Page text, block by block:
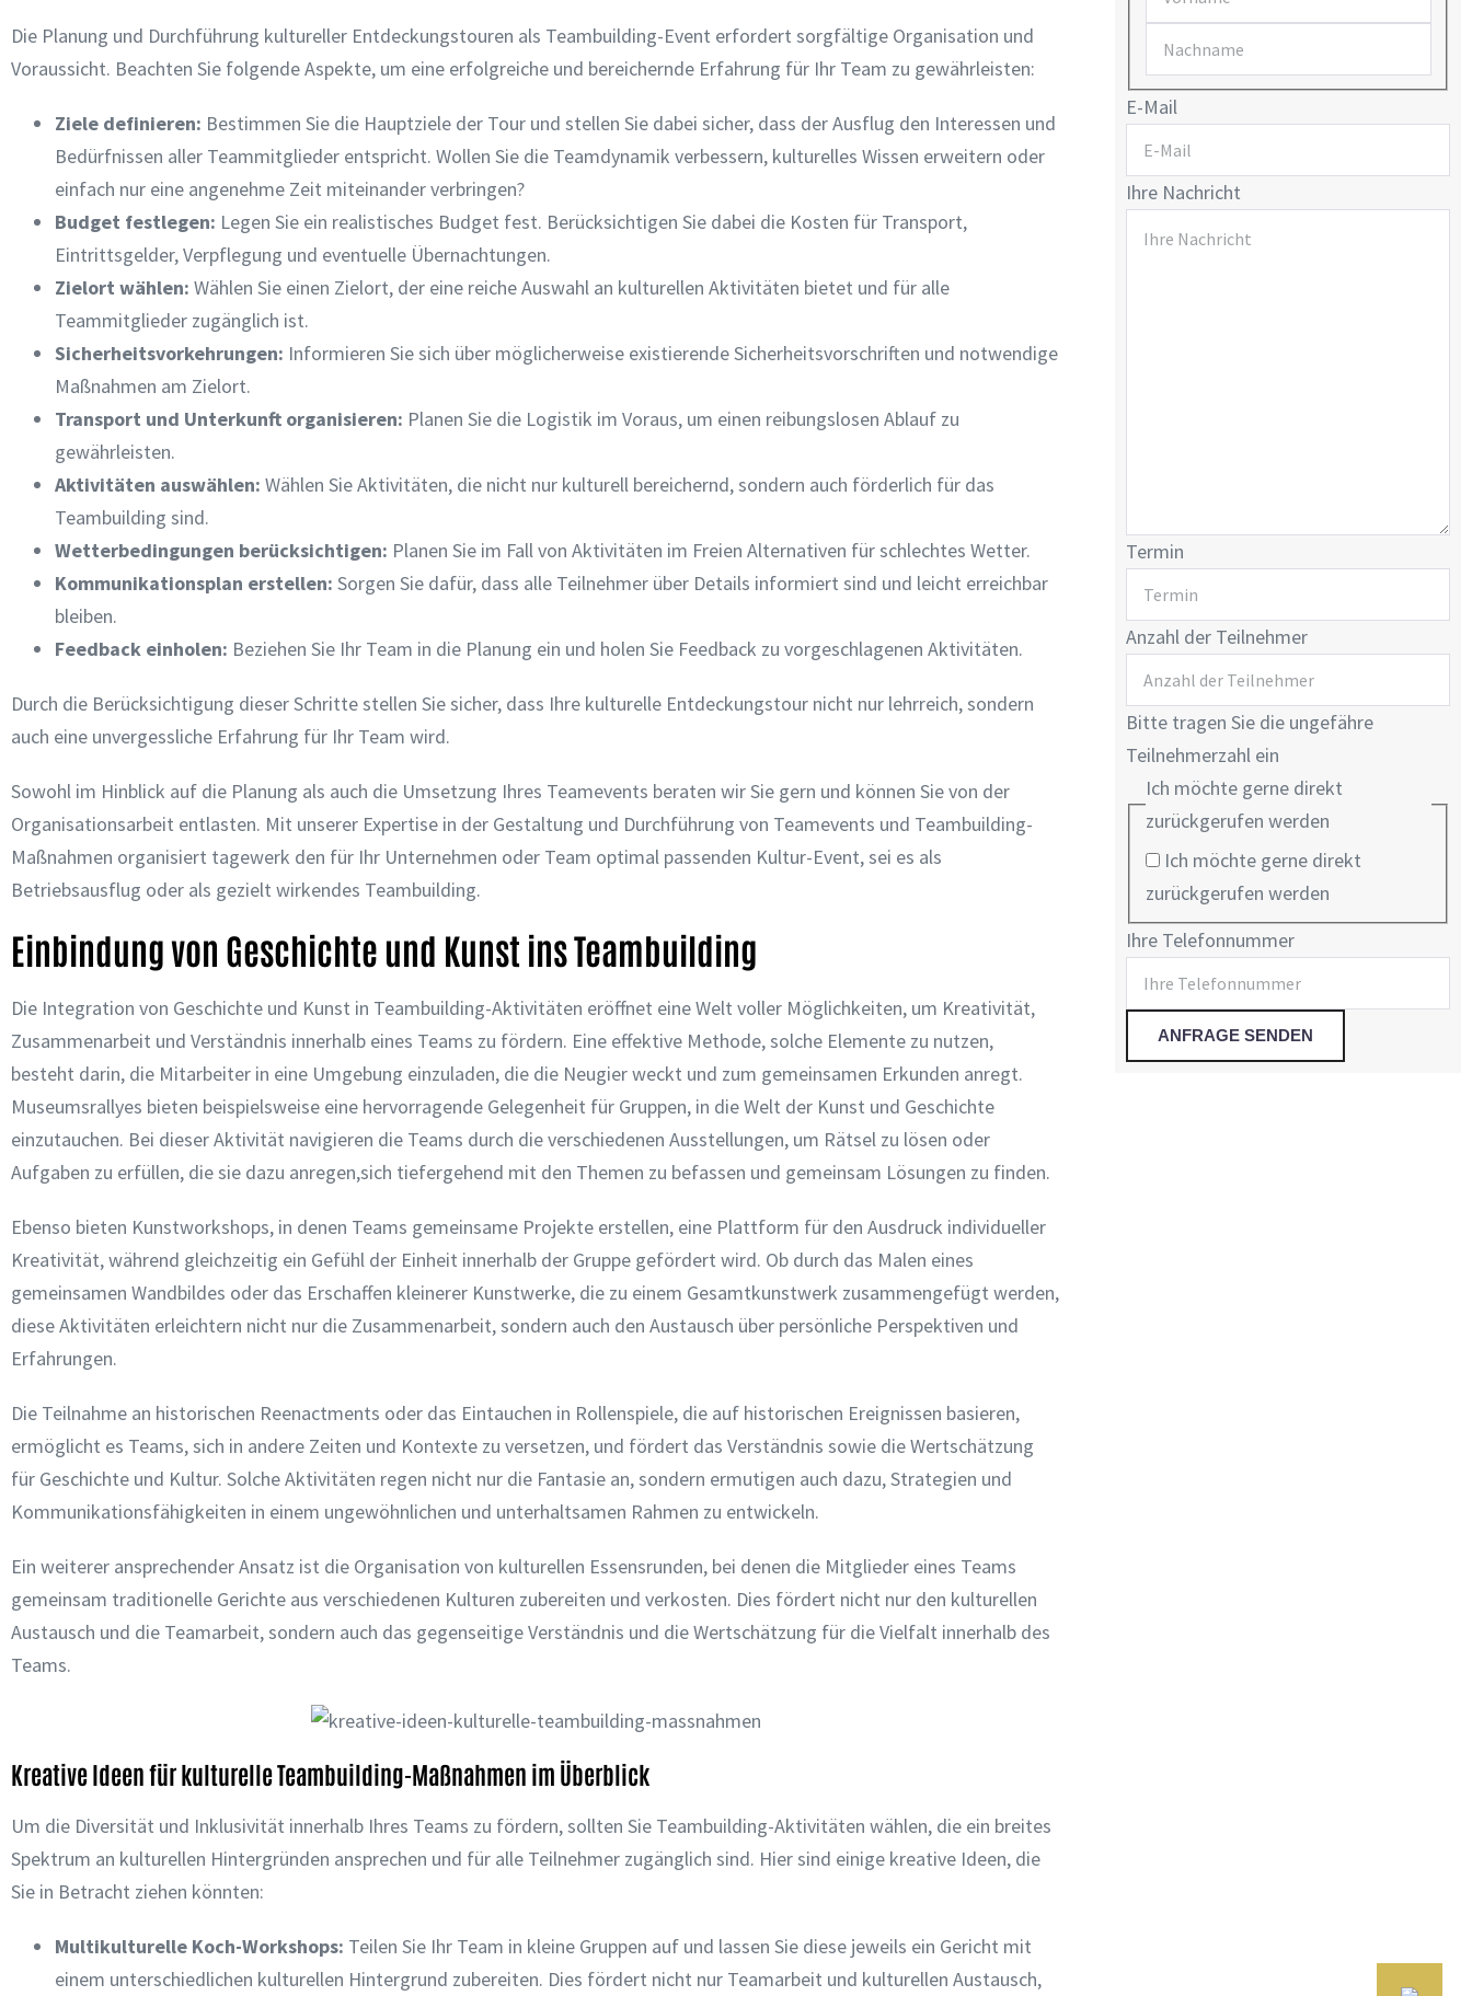
Die Planung und Durchführung kultureller Entdeckungstouren als Teambuilding-Event erfordert sorgfältige Organisation und
Voraussicht. Beachten Sie folgende Aspekte, um eine erfolgreiche und bereichernde Erfahrung für Ihr Team zu gewährleisten:
Ziele definieren: Bestimmen Sie die Hauptziele der Tour und stellen Sie dabei sicher, dass der Ausflug den Interessen und
Bedürfnissen aller Teammitglieder entspricht. Wollen Sie die Teamdynamik verbessern, kulturelles Wissen erweitern oder
einfach nur eine angenehme Zeit miteinander verbringen?
Budget festlegen: Legen Sie ein realistisches Budget fest. Berücksichtigen Sie dabei die Kosten für Transport,
Eintrittsgelder, Verpflegung und eventuelle Übernachtungen.
Zielort wählen: Wählen Sie einen Zielort, der eine reiche Auswahl an kulturellen Aktivitäten bietet und für alle
Teammitglieder zugänglich ist.
Sicherheitsvorkehrungen: Informieren Sie sich über möglicherweise existierende Sicherheitsvorschriften und notwendige
Maßnahmen am Zielort.
Transport und Unterkunft organisieren: Planen Sie die Logistik im Voraus, um einen reibungslosen Ablauf zu
gewährleisten.
Aktivitäten auswählen: Wählen Sie Aktivitäten, die nicht nur kulturell bereichernd, sondern auch förderlich für das
Teambuilding sind.
Wetterbedingungen berücksichtigen: Planen Sie im Fall von Aktivitäten im Freien Alternativen für schlechtes Wetter.
Kommunikationsplan erstellen: Sorgen Sie dafür, dass alle Teilnehmer über Details informiert sind und leicht erreichbar
bleiben.
Feedback einholen: Beziehen Sie Ihr Team in die Planung ein und holen Sie Feedback zu vorgeschlagenen Aktivitäten.
Durch die Berücksichtigung dieser Schritte stellen Sie sicher, dass Ihre kulturelle Entdeckungstour nicht nur lehrreich, sondern
auch eine unvergessliche Erfahrung für Ihr Team wird.
Sowohl im Hinblick auf die Planung als auch die Umsetzung Ihres Teamevents beraten wir Sie gern und können Sie von der
Organisationsarbeit entlasten. Mit unserer Expertise in der Gestaltung und Durchführung von Teamevents und Teambuilding-
Maßnahmen organisiert tagewerk den für Ihr Unternehmen oder Team optimal passenden Kultur-Event, sei es als
Betriebsausflug oder als gezielt wirkendes Teambuilding.
Einbindung von Geschichte und Kunst ins Teambuilding
Die Integration von Geschichte und Kunst in Teambuilding-Aktivitäten eröffnet eine Welt voller Möglichkeiten, um Kreativität,
Zusammenarbeit und Verständnis innerhalb eines Teams zu fördern. Eine effektive Methode, solche Elemente zu nutzen,
besteht darin, die Mitarbeiter in eine Umgebung einzuladen, die die Neugier weckt und zum gemeinsamen Erkunden anregt.
Museumsrallyes bieten beispielsweise eine hervorragende Gelegenheit für Gruppen, in die Welt der Kunst und Geschichte
einzutauchen. Bei dieser Aktivität navigieren die Teams durch die verschiedenen Ausstellungen, um Rätsel zu lösen oder
Aufgaben zu erfüllen, die sie dazu anregen,sich tiefergehend mit den Themen zu befassen und gemeinsam Lösungen zu finden.
Ebenso bieten Kunstworkshops, in denen Teams gemeinsame Projekte erstellen, eine Plattform für den Ausdruck individueller
Kreativität, während gleichzeitig ein Gefühl der Einheit innerhalb der Gruppe gefördert wird. Ob durch das Malen eines
gemeinsamen Wandbildes oder das Erschaffen kleinerer Kunstwerke, die zu einem Gesamtkunstwerk zusammengefügt werden,
diese Aktivitäten erleichtern nicht nur die Zusammenarbeit, sondern auch den Austausch über persönliche Perspektiven und
Erfahrungen.
Die Teilnahme an historischen Reenactments oder das Eintauchen in Rollenspiele, die auf historischen Ereignissen basieren,
ermöglicht es Teams, sich in andere Zeiten und Kontexte zu versetzen, und fördert das Verständnis sowie die Wertschätzung
für Geschichte und Kultur. Solche Aktivitäten regen nicht nur die Fantasie an, sondern ermutigen auch dazu, Strategien und
Kommunikationsfähigkeiten in einem ungewöhnlichen und unterhaltsamen Rahmen zu entwickeln.
Ein weiterer ansprechender Ansatz ist die Organisation von kulturellen Essensrunden, bei denen die Mitglieder eines Teams
gemeinsam traditionelle Gerichte aus verschiedenen Kulturen zubereiten und verkosten. Dies fördert nicht nur den kulturellen
Austausch und die Teamarbeit, sondern auch das gegenseitige Verständnis und die Wertschätzung für die Vielfalt innerhalb des
Teams.
Kreative Ideen für kulturelle Teambuilding-Maßnahmen im Überblick
Um die Diversität und Inklusivität innerhalb Ihres Teams zu fördern, sollten Sie Teambuilding-Aktivitäten wählen, die ein breites
Spektrum an kulturellen Hintergründen ansprechen und für alle Teilnehmer zugänglich sind. Hier sind einige kreative Ideen, die
Sie in Betracht ziehen könnten:
Multikulturelle Koch-Workshops: Teilen Sie Ihr Team in kleine Gruppen auf und lassen Sie diese jeweils ein Gericht mit
einem unterschiedlichen kulturellen Hintergrund zubereiten. Dies fördert nicht nur Teamarbeit und kulturellen Austausch,
E-Mail
Ihre Nachricht
Termin
Anzahl der Teilnehmer
Bitte tragen Sie die ungefähre
Teilnehmerzahl ein
Ich möchte gerne direkt
zurückgerufen werden
Ich möchte gerne direkt
zurückgerufen werden
Ihre Telefonnummer